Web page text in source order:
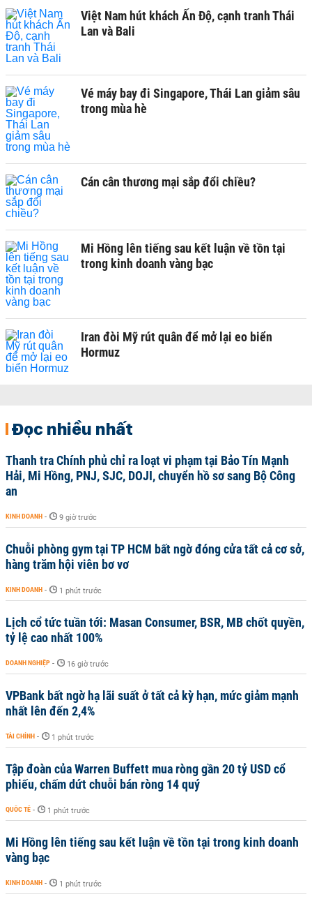
Việt Nam hút khách Ấn Độ, cạnh tranh Thái
Lan và Bali
Vé máy bay đi Singapore, Thái Lan giảm sâu
trong mùa hè
Cán cân thương mại sắp đổi chiều?
Mi Hồng lên tiếng sau kết luận về tồn tại
trong kinh doanh vàng bạc
Iran đòi Mỹ rút quân để mở lại eo biển
Hormuz
Đọc nhiều nhất
Thanh tra Chính phủ chỉ ra loạt vi phạm tại Bảo Tín Mạnh
Hải, Mi Hồng, PNJ, SJC, DOJI, chuyển hồ sơ sang Bộ Công
an
KINH DOANH - 9 giờ trước
Chuỗi phòng gym tại TP HCM bất ngờ đóng cửa tất cả cơ sở,
hàng trăm hội viên bơ vơ
KINH DOANH - 1 phút trước
Lịch cổ tức tuần tới: Masan Consumer, BSR, MB chốt quyền,
tỷ lệ cao nhất 100%
DOANH NGHIỆP - 16 giờ trước
VPBank bất ngờ hạ lãi suất ở tất cả kỳ hạn, mức giảm mạnh
nhất lên đến 2,4%
TÀI CHÍNH - 1 phút trước
Tập đoàn của Warren Buffett mua ròng gần 20 tỷ USD cổ
phiếu, chấm dứt chuỗi bán ròng 14 quý
QUỐC TẾ - 1 phút trước
Mi Hồng lên tiếng sau kết luận về tồn tại trong kinh doanh
vàng bạc
KINH DOANH - 1 phút trước